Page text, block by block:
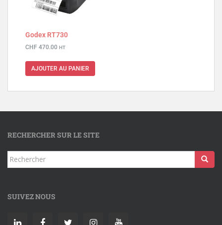
Godex RT730
CHF 470.00 HT
AJOUTER AU PANIER
RECHERCHER SUR LE SITE
SUIVEZ NOUS